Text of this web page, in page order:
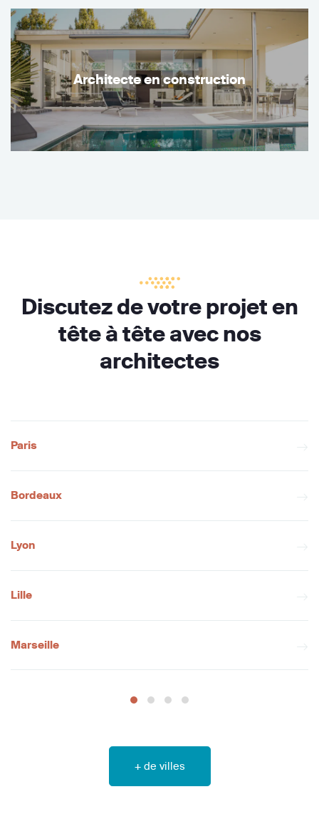
Architecte en construction
Discutez de votre projet en
tête à tête avec nos
architectes
Paris
Bordeaux
Lyon
Lille
Marseille
+ de villes